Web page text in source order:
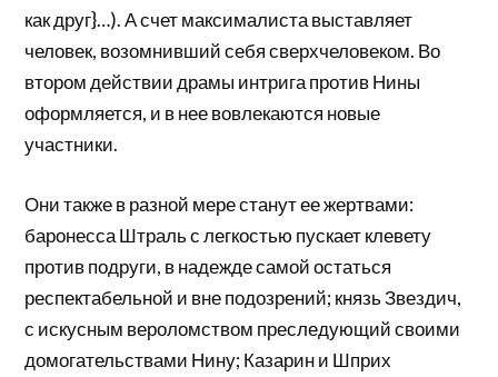
как друг}…). А счет максималиста выставляет
человек, возомнивший себя сверхчеловеком. Во
втором действии драмы интрига против Нины
оформляется, и в нее вовлекаются новые
участники.
Они также в разной мере станут ее жертвами:
баронесса Штраль с легкостью пускает клевету
против подруги, в надежде самой остаться
респектабельной и вне подозрений; князь Звездич,
с искусным вероломством преследующий своими
домогательствами Нину; Казарин и Шприх